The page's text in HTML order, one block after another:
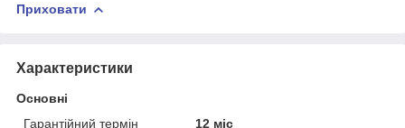
Приховати
Характеристики
Основні
Гарантійний термін
12 міс